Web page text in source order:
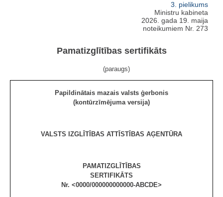
3. pielikums
Ministru kabineta
2026. gada 19. maija
noteikumiem Nr. 273
Pamatizglītības sertifikāts
(paraugs)
Papildinātais mazais valsts ģerbonis
(kontūrzīmējuma versija)
VALSTS IZGLĪTĪBAS ATTĪSTĪBAS AĢENTŪRA
PAMATIZGLĪTĪBAS
SERTIFIKĀTS
Nr. <0000/000000000000-ABCDE>